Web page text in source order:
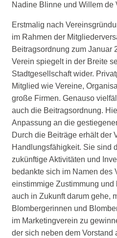
Nadine Blinne und Willem de
Erstmalig nach
im Rahmen der
Beitragsordnung zum Januar
Verein spiegelt in der Breite
Stadtgesellschaft wider.
Mitglied wie Vereine,
große Firmen. Genauso
auch die Beitragsordnung.
Anpassung an die
Durch die Beiträge erhält der
Handlungsfähigkeit. Sie sind
zukünftige Aktivitäten und
bedankte sich im Namen des
einstimmige Zustimmung und
auch in Zukunft darum gehe,
Blombergerinnen und
im Marketingverein zu
der sich neben dem Vorstand